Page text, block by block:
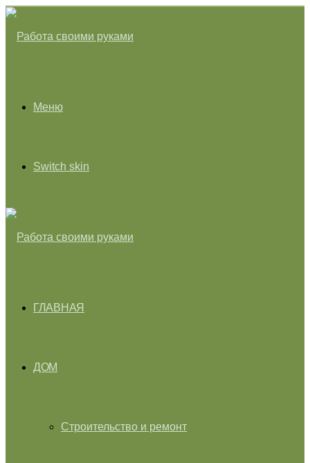
Меню
Switch skin
ГЛАВНАЯ
ДОМ
Строительство и ремонт